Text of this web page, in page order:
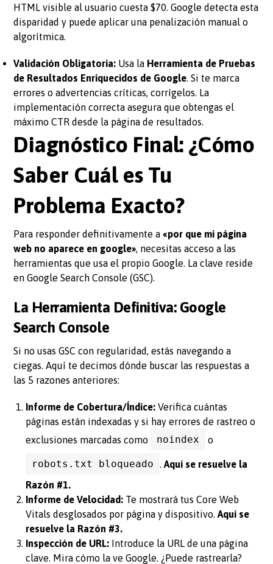
HTML visible al usuario cuesta $70. Google detecta esta
disparidad y puede aplicar una penalización manual o
algorítmica.
Validación Obligatoria: Usa la Herramienta de Pruebas
de Resultados Enriquecidos de Google. Si te marca
errores o advertencias críticas, corrígelos. La
implementación correcta asegura que obtengas el
máximo CTR desde la página de resultados.
Diagnóstico Final: ¿Cómo
Saber Cuál es Tu
Problema Exacto?
Para responder definitivamente a«por que mi página
web no aparece en google», necesitas acceso a las
herramientas que usa el propio Google. La clave reside
en Google Search Console (GSC).
La Herramienta Definitiva: Google
Search Console
Si no usas GSC con regularidad, estás navegando a
ciegas. Aquí te decimos dónde buscar las respuestas a
las 5 razones anteriores:
Informe de Cobertura/Índice: Verifica cuántas
páginas están indexadas y si hay errores de rastreo o
exclusiones marcadas como
noindex o
robots.txt bloqueado .Aquí se resuelve la
Razón #1.
Informe de Velocidad: Te mostrará tus Core Web
Vitals desglosados por página y dispositivo.Aquí se
resuelve la Razón #3.
Inspección de URL: Introduce la URL de una página
clave. Mira cómo la ve Google. ¿Puede rastrearla?